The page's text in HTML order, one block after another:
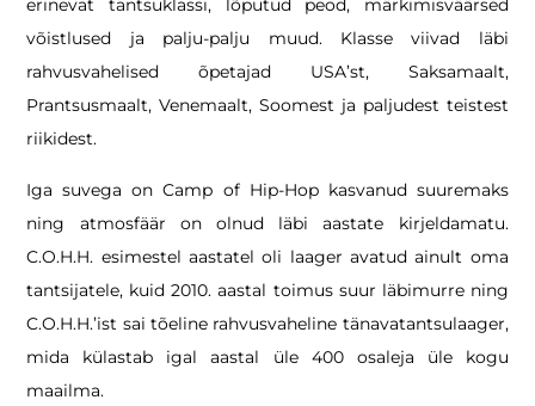
erinevat tantsuklassi, lõputud peod, märkimisväärsed
võistlused ja palju-palju muud. Klasse viivad läbi
rahvusvahelised õpetajad USA’st, Saksamaalt,
Prantsusmaalt, Venemaalt, Soomest ja paljudest teistest
riikidest.
Iga suvega on Camp of Hip-Hop kasvanud suuremaks
ning atmosfäär on olnud läbi aastate kirjeldamatu.
C.O.H.H. esimestel aastatel oli laager avatud ainult oma
tantsijatele, kuid 2010. aastal toimus suur läbimurre ning
C.O.H.H.’ist sai tõeline rahvusvaheline tänavatantsulaager,
mida külastab igal aastal üle 400 osaleja üle kogu
maailma.